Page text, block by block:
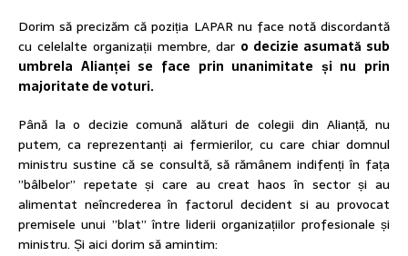
Dorim să precizăm că poziția LAPAR nu face notă discordantă
cu celelalte organizații membre, dar o decizie asumată sub
umbrela Alianței se face prin unanimitate și nu prin
majoritate de voturi.
Până la o decizie comună alături de colegii din Alianță, nu
putem, ca reprezentanți ai fermierilor, cu care chiar domnul
ministru sustine că se consultă, să rămânem indifenți în fața
”bâlbelor” repetate și care au creat haos în sector și au
alimentat neîncrederea în factorul decident si au provocat
premisele unui ”blat” între liderii organizațiilor profesionale și
ministru. Și aici dorim să amintim: